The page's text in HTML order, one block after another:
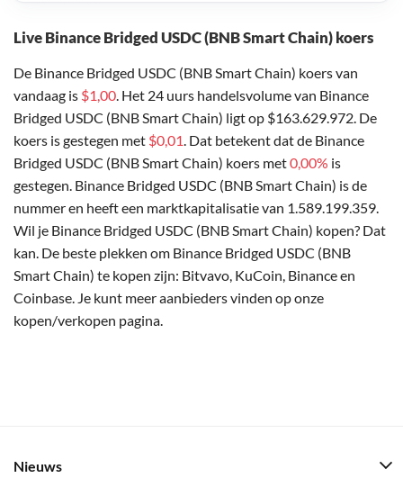
Live Binance Bridged USDC (BNB Smart Chain) koers
De Binance Bridged USDC (BNB Smart Chain) koers van
vandaag is $1,00. Het 24 uurs handelsvolume van Binance
Bridged USDC (BNB Smart Chain) ligt op $163.629.972. De
koers is gestegen met $0,01. Dat betekent dat de Binance
Bridged USDC (BNB Smart Chain) koers met0,00% is
gestegen. Binance Bridged USDC (BNB Smart Chain) is de
nummer en heeft een marktkapitalisatie van 1.589.199.359.
Wil je Binance Bridged USDC (BNB Smart Chain) kopen? Dat
kan. De beste plekken om Binance Bridged USDC (BNB
Smart Chain) te kopen zijn: Bitvavo, KuCoin, Binance en
Coinbase. Je kunt meer aanbieders vinden op onze
kopen/verkopen pagina.
Nieuws